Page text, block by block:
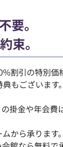
要。
束。
割引の特別価
もございます。
掛金や年会費
から承ります。